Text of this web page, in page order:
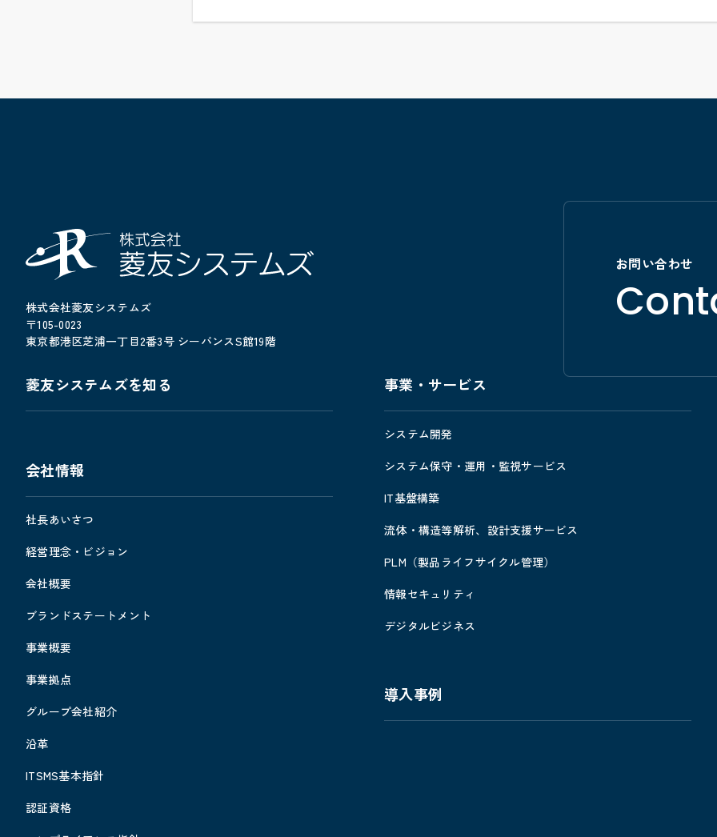
株式会社菱友システムズ
〒105-0023
東京都港区芝浦一丁目2番3号 シーバンスS館19階
お問い合わせ
菱友システムズを知る
会社情報
社長あいさつ
経営理念・ビジョン
会社概要
ブランドステートメント
事業概要
事業拠点
グループ会社紹介
沿革
ITSMS基本指針
認証資格
事業・サービス
システム開発
システム保守・運用・監視サービス
IT基盤構築
流体・構造等解析、設計支援サービス
PLM（製品ライフサイクル管理）
情報セキュリティ
デジタルビジネス
導入事例